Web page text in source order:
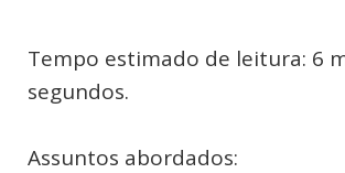
Tempo estimado de leitura: 6
segundos.
Assuntos abordados: